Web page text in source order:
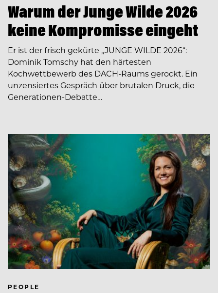
Warum der Junge Wilde 2026
keine Kompromisse eingeht
Er ist der frisch gekürte „JUNGE WILDE 2026“:
Dominik Tomschy hat den härtesten
Kochwettbewerb des DACH-Raums gerockt. Ein
unzensiertes Gespräch über brutalen Druck, die
Generationen-Debatte…
PEOPLE